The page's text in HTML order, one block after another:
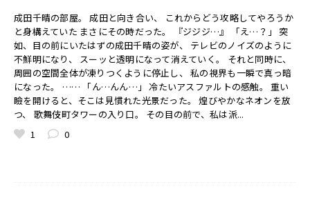
成田千晴の部屋。 成田と向き合い、 これからどう攻略してやろうか
と身構えていた まさにその時だった。 『ジジジ…』 「え…？」 突
如、目の前にいたはずの成田千晴の姿が、 テレビのノイズのように
不鮮明になり、 スーッと透明になって消えていく。 それと同時に、
周囲の空間全体が凍りつくように停止し、 私の視界も一瞬で真っ暗
になった。 …… 「ん…んん…」 冷たいアスファルトの感触。 重い
瞼を開けると、そこは見慣れた光景だった。 煌びやかなネオンを放
つ、 歌舞伎町タワーの入り口。 その目の前で、私は派...
1
0